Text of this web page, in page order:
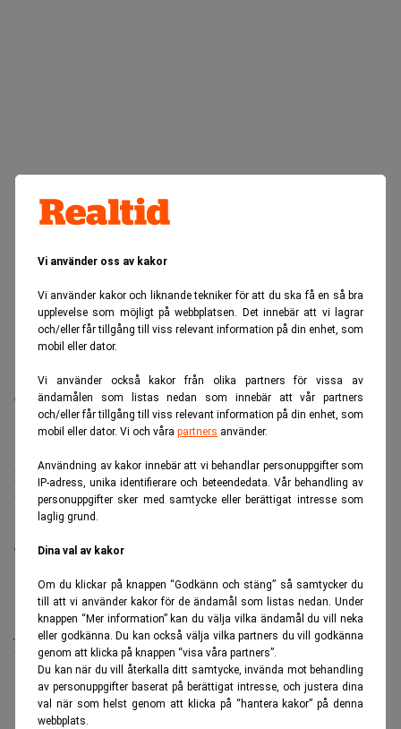
Vi använder oss av kakor
Vi använder kakor och liknande tekniker för att du ska få en så bra
upplevelse som möjligt på webbplatsen. Det innebär att vi lagrar
och/eller får tillgång till viss relevant information på din enhet, som
mobil eller dator.
Vi använder också kakor från olika partners för vissa av
ändamålen som listas nedan som innebär att vår partners
och/eller får tillgång till viss relevant information på din enhet, som
mobil eller dator. Vi och våra partners använder.
Användning av kakor innebär att vi behandlar personuppgifter som
IP-adress, unika identifierare och beteendedata. Vår behandling av
personuppgifter sker med samtycke eller berättigat intresse som
laglig grund.
Dina val av kakor
Om du klickar på knappen “Godkänn och stäng” så samtycker du
till att vi använder kakor för de ändamål som listas nedan. Under
knappen “Mer information” kan du välja vilka ändamål du vill neka
eller godkänna. Du kan också välja vilka partners du vill godkänna
genom att klicka på knappen “visa våra partners”.
Du kan när du vill återkalla ditt samtycke, invända mot behandling
av personuppgifter baserat på berättigat intresse, och justera dina
val när som helst genom att klicka på “hantera kakor” på denna
webbplats.
Inflationstakten enligt KPIF sjönk till 0,7 procent i juli,
ned från 1,3 procent i juni, enligt preliminära siffror från
SCB. KPI föll ännu mer, till 0,2 procent från 0,7 procent.
Månadsförändringen för både KPI och KPIF var −0,3
procent. Nedgången förklaras till stor del av lägre
energipriser.
”Energipriserna sjönk kraftigt i juli vilket bidrog till den
Nordin, prisstatistiker på SCB i en kommentar.
Missa inte:Eurozonens inflation ökar igen – stora
skillnader mellan medlemsländerna. Realtid
Till den lägre takten bidrar också att den tillfälliga
skattesänkningen på drivmedel och den statliga
subventionen av kollektivtrafikkort trädde i kraft den 1
juli.
Underliggande inflation överraskade uppåt
Men huvudsiffran döljer ett annat mönster.
KPIF exklusive energi (KPIF-XE) steg till 0,6 procent i